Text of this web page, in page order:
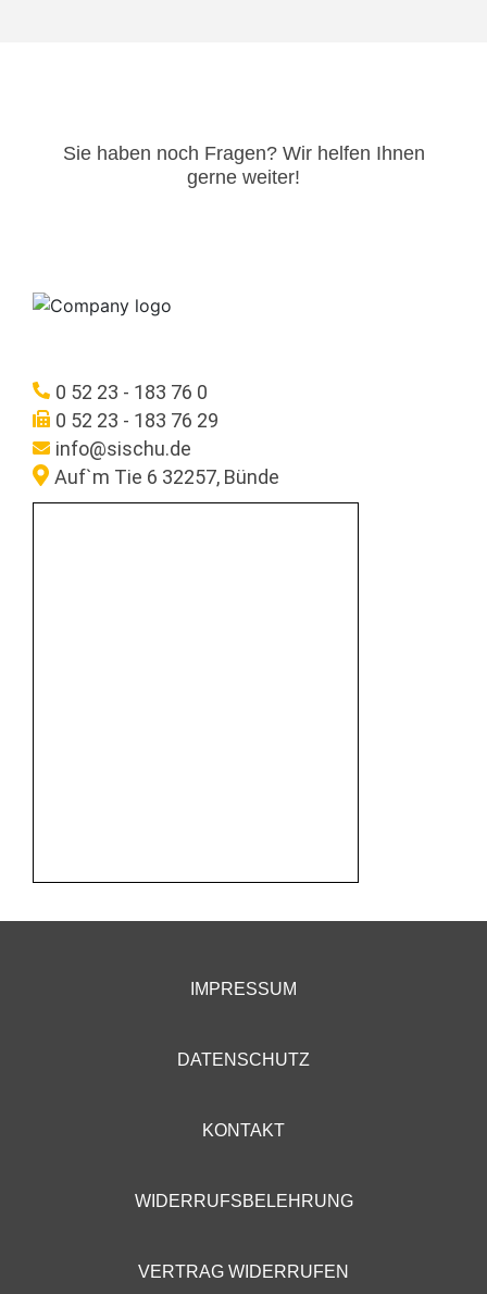
Sie haben noch Fragen? Wir helfen Ihnen
gerne weiter!​
0 52 23 - 183 76 0
0 52 23 - 183 76 29
info@sischu.de
Auf`m Tie 6 32257, Bünde
IMPRESSUM
DATENSCHUTZ
KONTAKT
WIDERRUFSBELEHRUNG
VERTRAG WIDERRUFEN